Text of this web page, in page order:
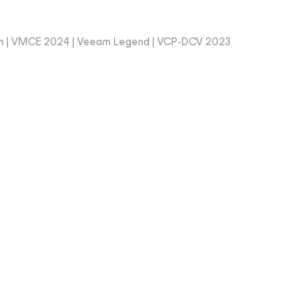
VMCE 2024 | Veeam Legend | VCP-DCV 2023